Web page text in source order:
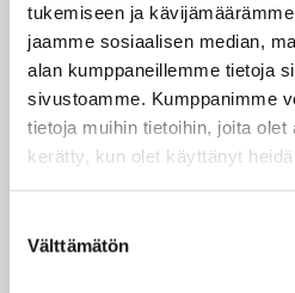
tukemiseen ja
jaamme sosiaalisen median,
alan kumppaneillemme tietoja
sivustoamme. Kumppanimme
tietoja muihin tietoihin, joita olet
kerätty, kun olet käyttänyt
valinta
Välttämätön
Toimituksessa mukana 4
valmiiksi kytketty
Vaakapäätteessä rajat
versiot.
Nimike